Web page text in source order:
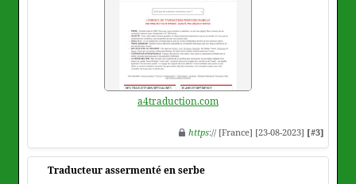
a4traduction.com
https:// [France] [23-08-2023] [#3]
Traducteur assermenté en serbe